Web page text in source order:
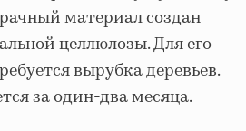
материал создан
целлюлозы. Для его
вырубка деревьев.
за один-два месяца.